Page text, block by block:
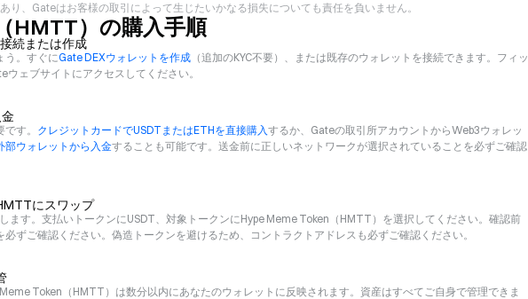
り、Gateはお客様の取引によって生じたいかなる損失についても責任を負いません。
HMTT）の購入手順
続または作成
う。すぐにGate DEXウォレットを作成 （追加のKYC不要）、または既存のウォレットを接続できます。フィッ
ェブサイトにアクセスしてください。
す。 クレジットカードでUSDTまたはETHを直接購入するか、Gateの取引所アカウントからWeb3ウォレッ
部ウォレットから入金することも可能です。送金前に正しいネットワークが選択されていることを必ずご確認
にスワップ
ます。支払いトークンにUSDT、対象トークンにHype Meme Token（HMTT）を選択してください。確認前
必ずご確認ください。偽造トークンを避けるため、コントラクトアドレスも必ずご確認ください。
Token（HMTT）は数分以内にあなたのウォレットに反映されます。資産はすべてご自身で管理できま